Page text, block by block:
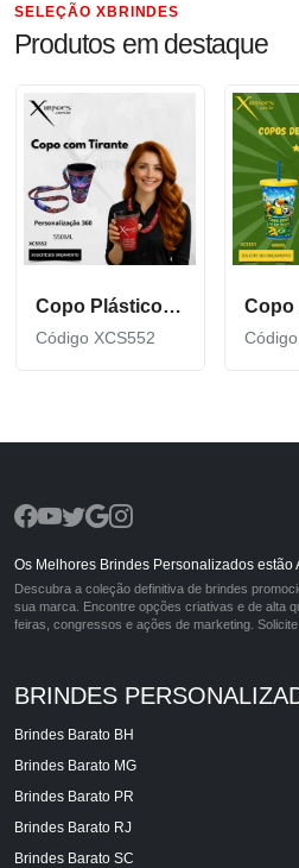
SELEÇÃO XBRINDES
Produtos em destaque
Copo Plástico de 550 ML com Tirante Personalizado XCS552
Código XCS552
Os Melhores Brindes Personalizados estão
Descubra a coleção definitiva de brindes
sua marca. Encontre opções criativas e de alta
feiras, congressos e ações de marketing.
BRINDES
Brindes Barato BH
Brindes Barato MG
Brindes Barato PR
Brindes Barato RJ
Brindes Barato SC